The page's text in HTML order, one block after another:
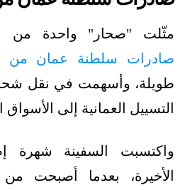
مثّلت "صحار" واحدة من
صادرات سلطنة عمان من
طويلة، وأسهمت في نقل
التسييل العمانية إلى الأسواق
واكتسبت السفينة شهرة
الأخيرة، بعدما أصبحت من